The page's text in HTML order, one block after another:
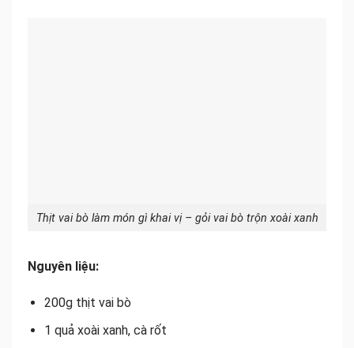
Thịt vai bò làm món gì khai vị – gỏi vai bò trộn xoài xanh
Nguyên liệu:
200g thịt vai bò
1 quả xoài xanh, cà rốt